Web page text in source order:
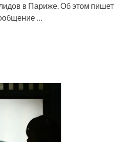
в Париже. Об этом пишет
…